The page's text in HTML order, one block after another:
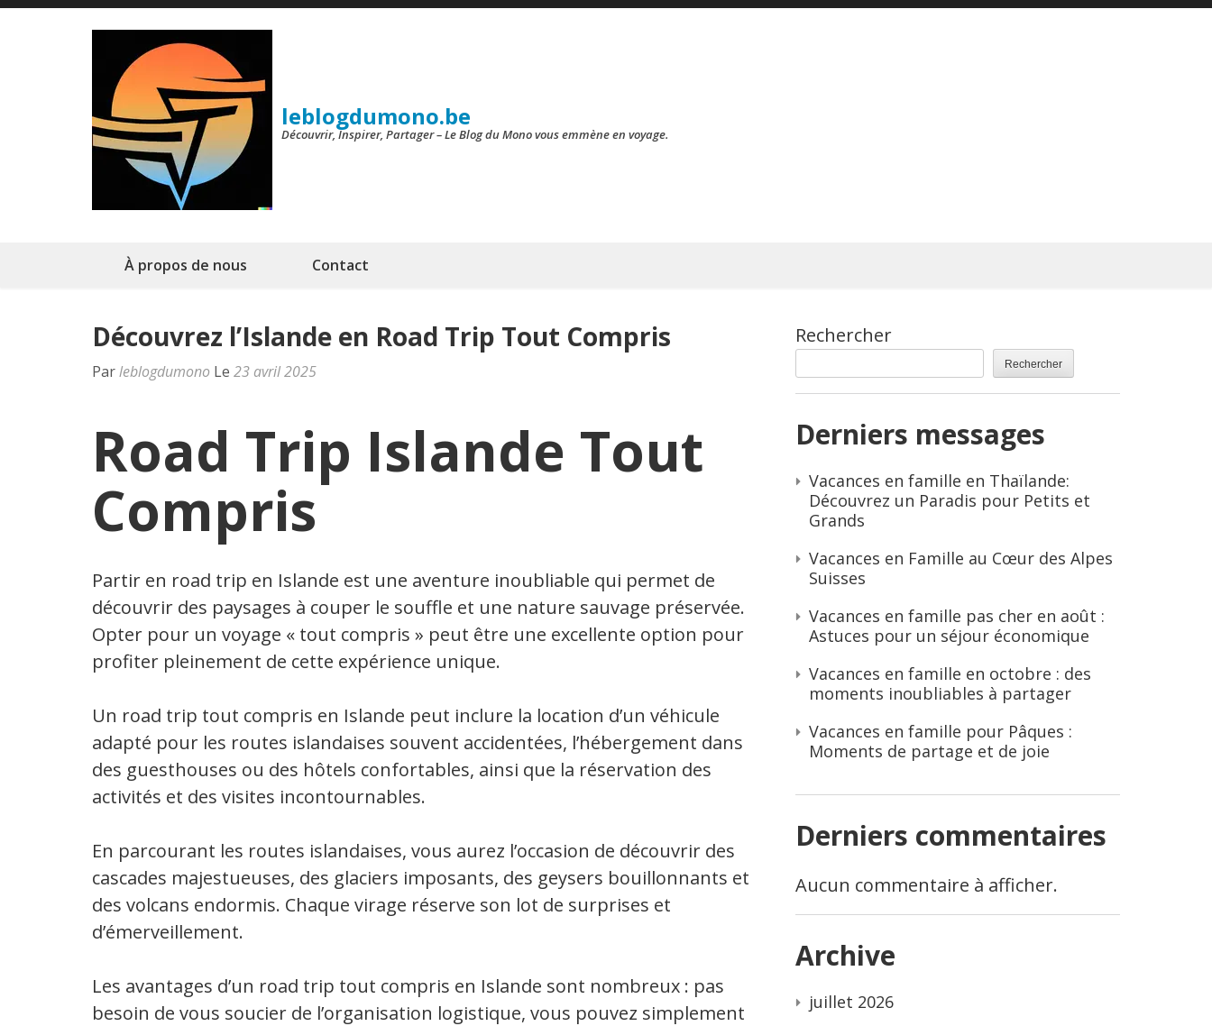
Aller
leblogdumono.be
Découvrir, Inspirer, Partager – Le Blog du Mono vous emmène en voyage.
À propos de nous Contact
Découvrez l’Islande en Road Trip Tout Compris
Parleblogdumono Le 23 avril 2025
Road Trip Islande Tout
Compris
Partir en road trip en Islande est une aventure inoubliable qui permet de
découvrir des paysages à couper le souffle et une nature sauvage préservée.
Opter pour un voyage « tout compris » peut être une excellente option pour
profiter pleinement de cette expérience unique.
Un road trip tout compris en Islande peut inclure la location d’un véhicule
adapté pour les routes islandaises souvent accidentées, l’hébergement dans
des guesthouses ou des hôtels confortables, ainsi que la réservation des
activités et des visites incontournables.
En parcourant les routes islandaises, vous aurez l’occasion de découvrir des
cascades majestueuses, des glaciers imposants, des geysers bouillonnants et
des volcans endormis. Chaque virage réserve son lot de surprises et
d’émerveillement.
Les avantages d’un road trip tout compris en Islande sont nombreux : pas
besoin de vous soucier de l’organisation logistique, vous pouvez simplement
Rechercher
Rechercher
Derniers messages
Vacances en famille en Thaïlande:
Découvrez un Paradis pour Petits et
Grands
Vacances en Famille au Cœur des Alpes
Suisses
Vacances en famille pas cher en août :
Astuces pour un séjour économique
Vacances en famille en octobre : des
moments inoubliables à partager
Vacances en famille pour Pâques :
Moments de partage et de joie
Derniers commentaires
Aucun commentaire à afficher.
Archive
juillet 2026